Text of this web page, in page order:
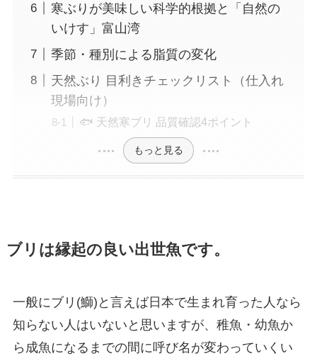
寒ぶりが美味しい科学的根拠と「自然の
いけす」富山湾
季節・種別による脂質の変化
天然ぶり 目利きチェックリスト（仕入れ
現場向け）
🐟 天然寒ブリ 品質確認4ポイント
もっと見る
ブリは縁起の良い出世魚です。
一般にブリ(鰤)と言えば日本で生まれ育った人なら
知らない人はいないと思いますが、稚魚・幼魚か
ら成魚になるまでの間に呼び名が変わっていくい